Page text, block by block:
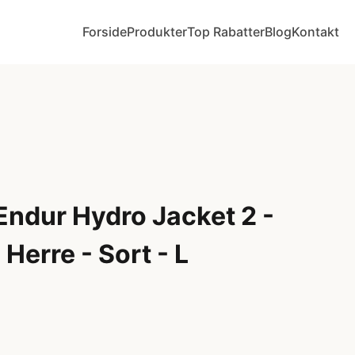
ForsideProdukterTop RabatterBlogKontakt
Hydro Jacket 2 -
- Sort - L